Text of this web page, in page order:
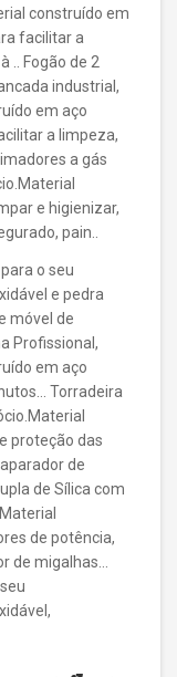
construído em
facilitar a
.. Fogão de 2
industrial,
em aço
a limpeza,
a gás
e higienizar,
pain..
o seu
e pedra
móvel de
Profissional,
em aço
Torradeira
proteção das
de
de Sílica com
de potência,
de migalhas…